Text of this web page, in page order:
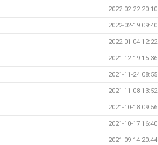
2022-02-22 20:10
2022-02-19 09:40
2022-01-04 12:22
2021-12-19 15:36
2021-11-24 08:55
2021-11-08 13:52
2021-10-18 09:56
2021-10-17 16:40
2021-09-14 20:44